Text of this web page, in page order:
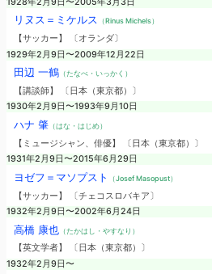
リヌス＝ミケルス （Rinus Michels）
【サッカー】 〔オランダ〕
1929年2月9日〜2009年12月22日
田辺 一鶴（たなべ・いっかく）
【講談師】 〔日本（東京都）〕
1930年2月9日〜1993年9月10日
ハナ 肇（はな・はじめ）
【ミュージシャン、俳優】 〔日本（東京都）〕
1931年2月9日〜2015年6月29日
ヨゼフ＝マソプスト （Josef Masopust）
【サッカー】 〔チェコスロバキア〕
1932年2月9日〜2002年6月24日
高橋 康也（たかはし・やすなり）
【英文学者】 〔日本（東京都）〕
1932年2月9日〜